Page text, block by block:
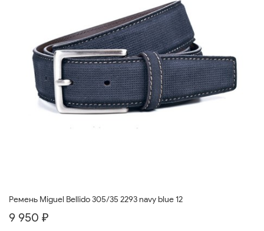
Ремень Miguel Bellido 305/35 2293 navy blue 12
9 950 ₽